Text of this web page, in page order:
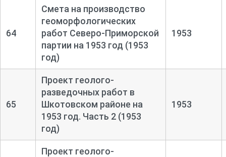
64
Смета на производство
геоморфологических
работ Северо-Приморской
партии на 1953 год (1953
год)
1953
65
Проект геолого-
разведочных работ в
Шкотовском районе на
1953 год. Часть 2 (1953
год)
1953
Проект геолого-